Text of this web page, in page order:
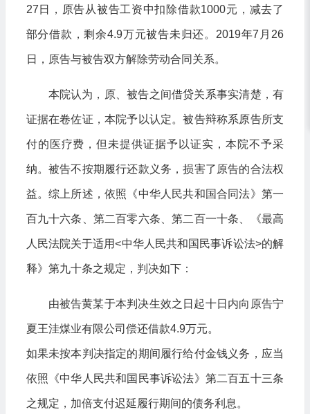
27日，原告从被告工资中扣除借款1000元，减去了
部分借款，剩余4.9万元被告未归还。2019年7月26
日，原告与被告双方解除劳动合同关系。
本院认为，原、被告之间借贷关系事实清楚，有
证据在卷佐证，本院予以认定。被告辩称系原告所支
付的医疗费，但未提供证据予以证实，本院不予采
纳。被告不按期履行还款义务，损害了原告的合法权
益。综上所述，依照《中华人民共和国合同法》第一
百九十六条、第二百零六条、第二百一十条、《最高
人民法院关于适用<中华人民共和国民事诉讼法>的解
释》第九十条之规定，判决如下：
由被告黄某于本判决生效之日起十日内向原告宁
夏王洼煤业有限公司偿还借款4.9万元。
如果未按本判决指定的期间履行给付金钱义务，应当
依照《中华人民共和国民事诉讼法》第二百五十三条
之规定，加倍支付迟延履行期间的债务利息。